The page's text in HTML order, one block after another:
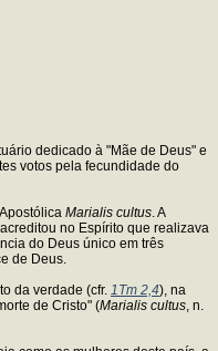
dedicado à "Mãe de Deus" e
votos pela fecundidade do
Marialis cultus . A
no Espírito que realizava
do Deus único em três
de Deus.
da verdade (cfr. 1Tm 2,4), na
de Cristo" (Marialis cultus , n.